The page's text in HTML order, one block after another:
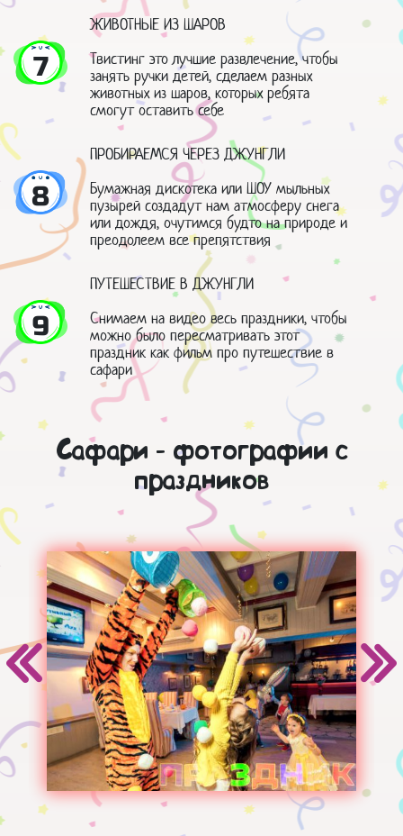
7
ЖИВОТНЫЕ ИЗ ШАРОВ
Твистинг это лучшие развлечение, чтобы
занять ручки детей, сделаем разных
животных из шаров, которых ребята
смогут оставить себе
8
ПРОБИРАЕМСЯ ЧЕРЕЗ ДЖУНГЛИ
Бумажная дискотека или ШОУ мыльных
пузырей создадут нам атмосферу снега
или дождя, очутимся будто на природе и
преодолеем все препятствия
9
ПУТЕШЕСТВИЕ В ДЖУНГЛИ
Снимаем на видео весь праздники, чтобы
можно было пересматривать этот
праздник как фильм про путешествие в
сафари
Сафари - фотографии с
праздников